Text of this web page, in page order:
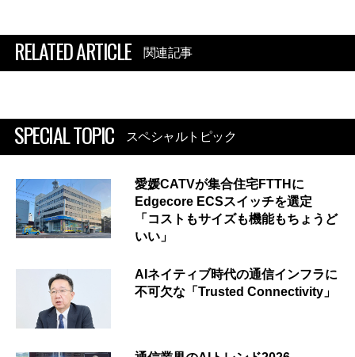
RELATED ARTICLE 関連記事
SPECIAL TOPIC スペシャルトピック
愛媛CATVが集合住宅FTTHに
Edgecore ECSスイッチを選定
「コストもサイズも機能もちょうど
いい」
AIネイティブ時代の通信インフラに
不可欠な「Trusted Connectivity」